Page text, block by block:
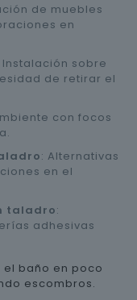
de muebles
en
Instalación sobre
de retirar el
con focos
: Alternativas
en el
taladro:
adhesivas
el baño en poco
escombros.